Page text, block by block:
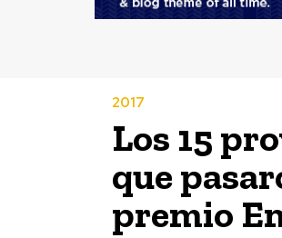
2017
Los 15
que
premio